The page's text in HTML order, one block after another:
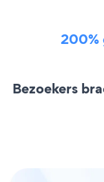
200%
Bezoekers